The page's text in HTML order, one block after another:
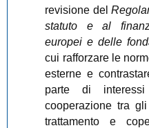
revisione del
statuto e al
europei e delle
cui rafforzare le
esterne e
parte di
cooperazione tra
trattamento e